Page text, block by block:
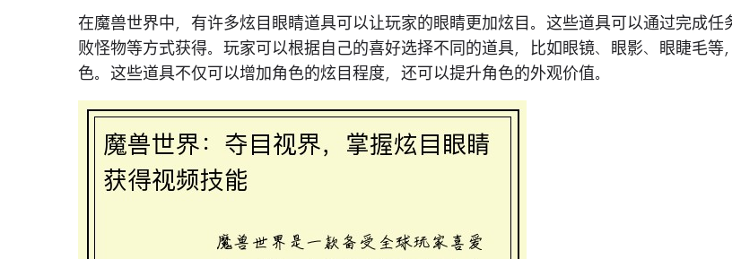
在魔兽世界中，有许多炫目眼睛道具可以让玩家的眼睛更加炫目。这些道具可以通过完成任
败怪物等方式获得。玩家可以根据自己的喜好选择不同的道具，比如眼镜、眼影、眼睫毛等
色。这些道具不仅可以增加角色的炫目程度，还可以提升角色的外观价值。